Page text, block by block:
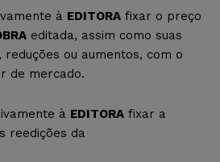
à EDITORA fixar o preço
editada, assim como suas
ou aumentos, com o
de mercado.
à EDITORA fixar a
reedições da